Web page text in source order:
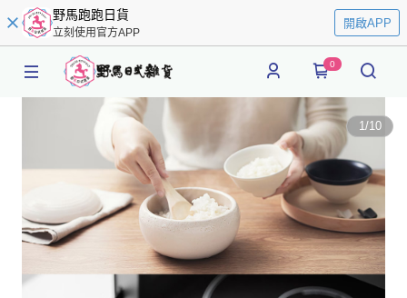
野馬跑跑日貨
立刻使用官方APP
開啟APP
0
1/10